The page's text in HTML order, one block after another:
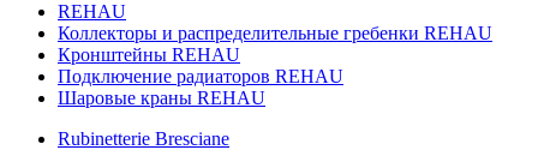
REHAU
Коллекторы и распределительные гребенки REHAU
Кронштейны REHAU
Подключение радиаторов REHAU
Шаровые краны REHAU
Rubinetterie Bresciane